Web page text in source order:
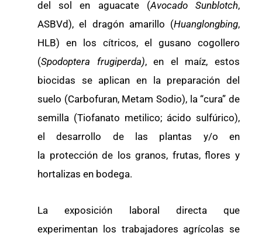
del sol en aguacate (Avocado Sunblotch,
ASBVd), el dragón amarillo (Huanglongbing,
HLB) en los cítricos, el gusano cogollero
(Spodoptera frugiperda), en el maíz, estos
biocidas se aplican en la preparación del
suelo (Carbofuran, Metam Sodio), la “cura” de
semilla (Tiofanato metilico; ácido sulfúrico),
el desarrollo de las plantas y/o en
la protección de los granos, frutas, flores y
hortalizas en bodega.
La exposición laboral directa que
experimentan los trabajadores agrícolas se